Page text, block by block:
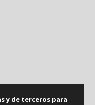
y de terceros para